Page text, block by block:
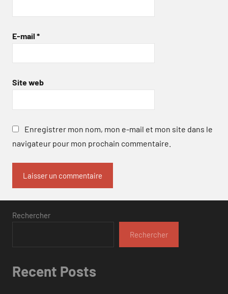
E-mail *
Site web
Enregistrer mon nom, mon e-mail et mon site dans le
navigateur pour mon prochain commentaire.
Rechercher
Rechercher
Recent Posts